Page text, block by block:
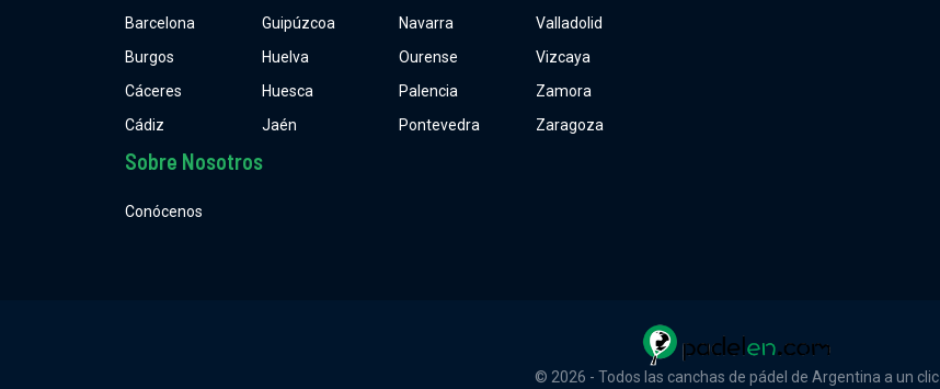
Barcelona
Burgos
Cáceres
Cádiz
Guipúzcoa
Huelva
Huesca
Jaén
Navarra
Ourense
Palencia
Pontevedra
Valladolid
Vizcaya
Zamora
Zaragoza
Sobre Nosotros
Conócenos
© 2026 - Todos las canchas de pádel de Argentina a un clic